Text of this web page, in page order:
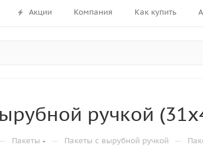
Акции Компания Как купить
ручкой
— Пакеты — Пакеты с вырубной ручкой —